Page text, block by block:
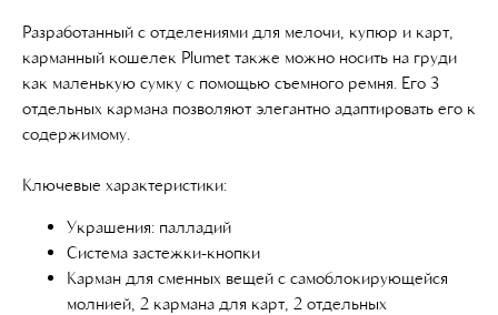
Разработанный с отделениями для мелочи, купюр и карт,
карманный кошелек Plumet также можно носить на груди
как маленькую сумку с помощью съемного ремня. Его 3
отдельных кармана позволяют элегантно адаптировать его к
содержимому.
Ключевые характеристики:
Украшения: палладий
Система застежки-кнопки
Карман для сменных вещей с самоблокирующейся
молнией, 2 кармана для карт, 2 отдельных